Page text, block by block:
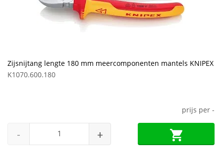
Zijsnijtang lengte 180 mm meercomponenten mantels KNIPEX
K1070.600.180
prijs per -
- +